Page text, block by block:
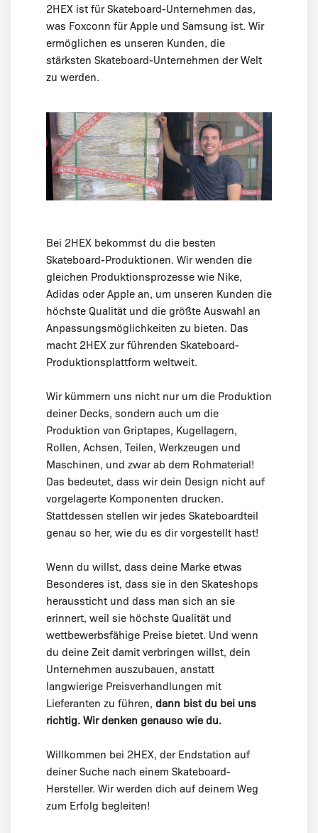
2HEX ist für Skateboard-Unternehmen das,
was Foxconn für Apple und Samsung ist. Wir
ermöglichen es unseren Kunden, die
stärksten Skateboard-Unternehmen der Welt
zu werden.
Bei 2HEX bekommst du die besten
Skateboard-Produktionen. Wir wenden die
gleichen Produktionsprozesse wie Nike,
Adidas oder Apple an, um unseren Kunden die
höchste Qualität und die größte Auswahl an
Anpassungsmöglichkeiten zu bieten. Das
macht 2HEX zur führenden Skateboard-
Produktionsplattform weltweit.
Wir kümmern uns nicht nur um die Produktion
deiner Decks, sondern auch um die
Produktion von Griptapes, Kugellagern,
Rollen, Achsen, Teilen, Werkzeugen und
Maschinen, und zwar ab dem Rohmaterial!
Das bedeutet, dass wir dein Design nicht auf
vorgelagerte Komponenten drucken.
Stattdessen stellen wir jedes Skateboardteil
genau so her, wie du es dir vorgestellt hast!
Wenn du willst, dass deine Marke etwas
Besonderes ist, dass sie in den Skateshops
heraussticht und dass man sich an sie
erinnert, weil sie höchste Qualität und
wettbewerbsfähige Preise bietet. Und wenn
du deine Zeit damit verbringen willst, dein
Unternehmen auszubauen, anstatt
langwierige Preisverhandlungen mit
Lieferanten zu führen, dann bist du bei uns
richtig. Wir denken genauso wie du.
Willkommen bei 2HEX, der Endstation auf
deiner Suche nach einem Skateboard-
Hersteller. Wir werden dich auf deinem Weg
zum Erfolg begleiten!